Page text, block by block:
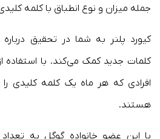
جمله میزان و نوع انطباق با کلمه
کیورد پلنر به شما در تحقیق
کلمات جدید کمک می‌کند. با استفاده
افرادی که هر ماه یک کلمه کلیدی
هستند.
با این عضو خانواده گوگل به